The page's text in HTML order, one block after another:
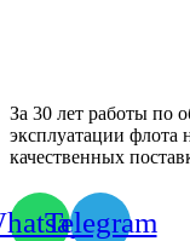
За 30 лет работы по
эксплуатации
качественных
Telegram